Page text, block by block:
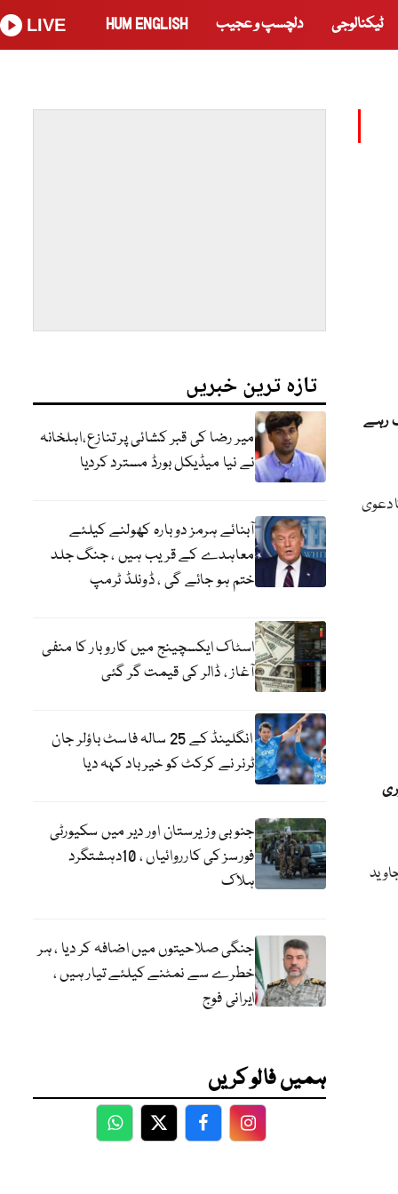
ٹیکنالوجی دلچسپ و عجیب HUM ENGLISH
LIVE
رہے
دعوی
تازہ ترین خبریں
میر رضا کی قبر کشائی پر تنازع،اہلخانہ
نے نیا میڈیکل بورڈ مسترد کردیا
آبنائے ہرمز دوبارہ کھولنے کیلئے
معاہدے کے قریب ہیں ، جنگ جلد
ختم ہو جائے گی ، ڈونلڈ ٹرمپ
اسٹاک ایکسچینج میں کاروبار کا منفی
آغاز ، ڈالر کی قیمت گر گئی
انگلینڈ کے 25 سالہ فاسٹ باؤلر جان
ٹرنر نے کرکٹ کو خیر باد کہہ دیا
جنوبی وزیرستان اور دیر میں سکیورٹی
فورسز کی کارروائیاں ، 10دہشتگرد
ہلاک
جنگی صلاحیتوں میں اضافہ کر دیا ، ہر
خطرے سے نمٹنے کیلئے تیار ہیں ،
ایرانی فوج
ہمیں فالو کریں
WhatsApp
TwitterFacebookFacebook